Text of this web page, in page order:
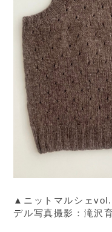
▲ニットマルシェ
デル写真撮影：滝沢